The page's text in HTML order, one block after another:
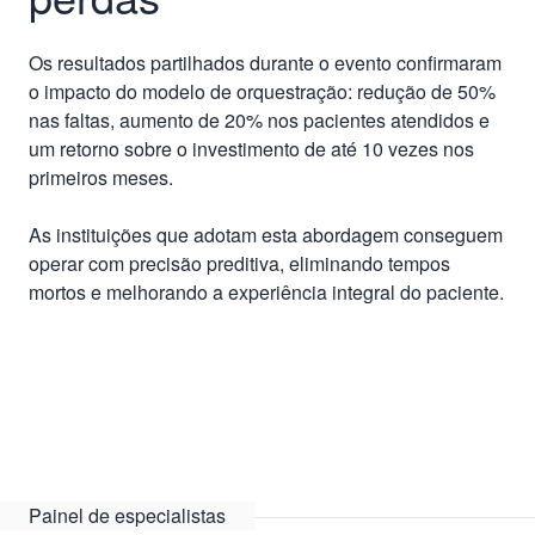
Os resultados partilhados durante o evento confirmaram
o impacto do modelo de orquestração: redução de 50%
nas faltas, aumento de 20% nos pacientes atendidos e
um retorno sobre o investimento de até 10 vezes nos
primeiros meses.
As instituições que adotam esta abordagem conseguem
operar com precisão preditiva, eliminando tempos
mortos e melhorando a experiência integral do paciente.
Painel de especialistas